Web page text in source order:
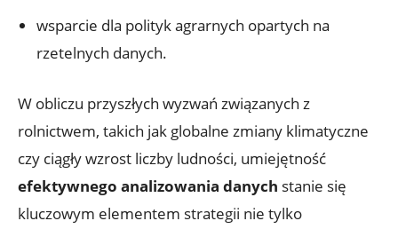
wsparcie dla polityk agrarnych opartych na
rzetelnych danych.
W obliczu przyszłych wyzwań związanych z
rolnictwem, takich jak globalne zmiany klimatyczne
czy ciągły wzrost liczby ludności, umiejętność
efektywnego analizowania danych stanie się
kluczowym elementem strategii nie tylko